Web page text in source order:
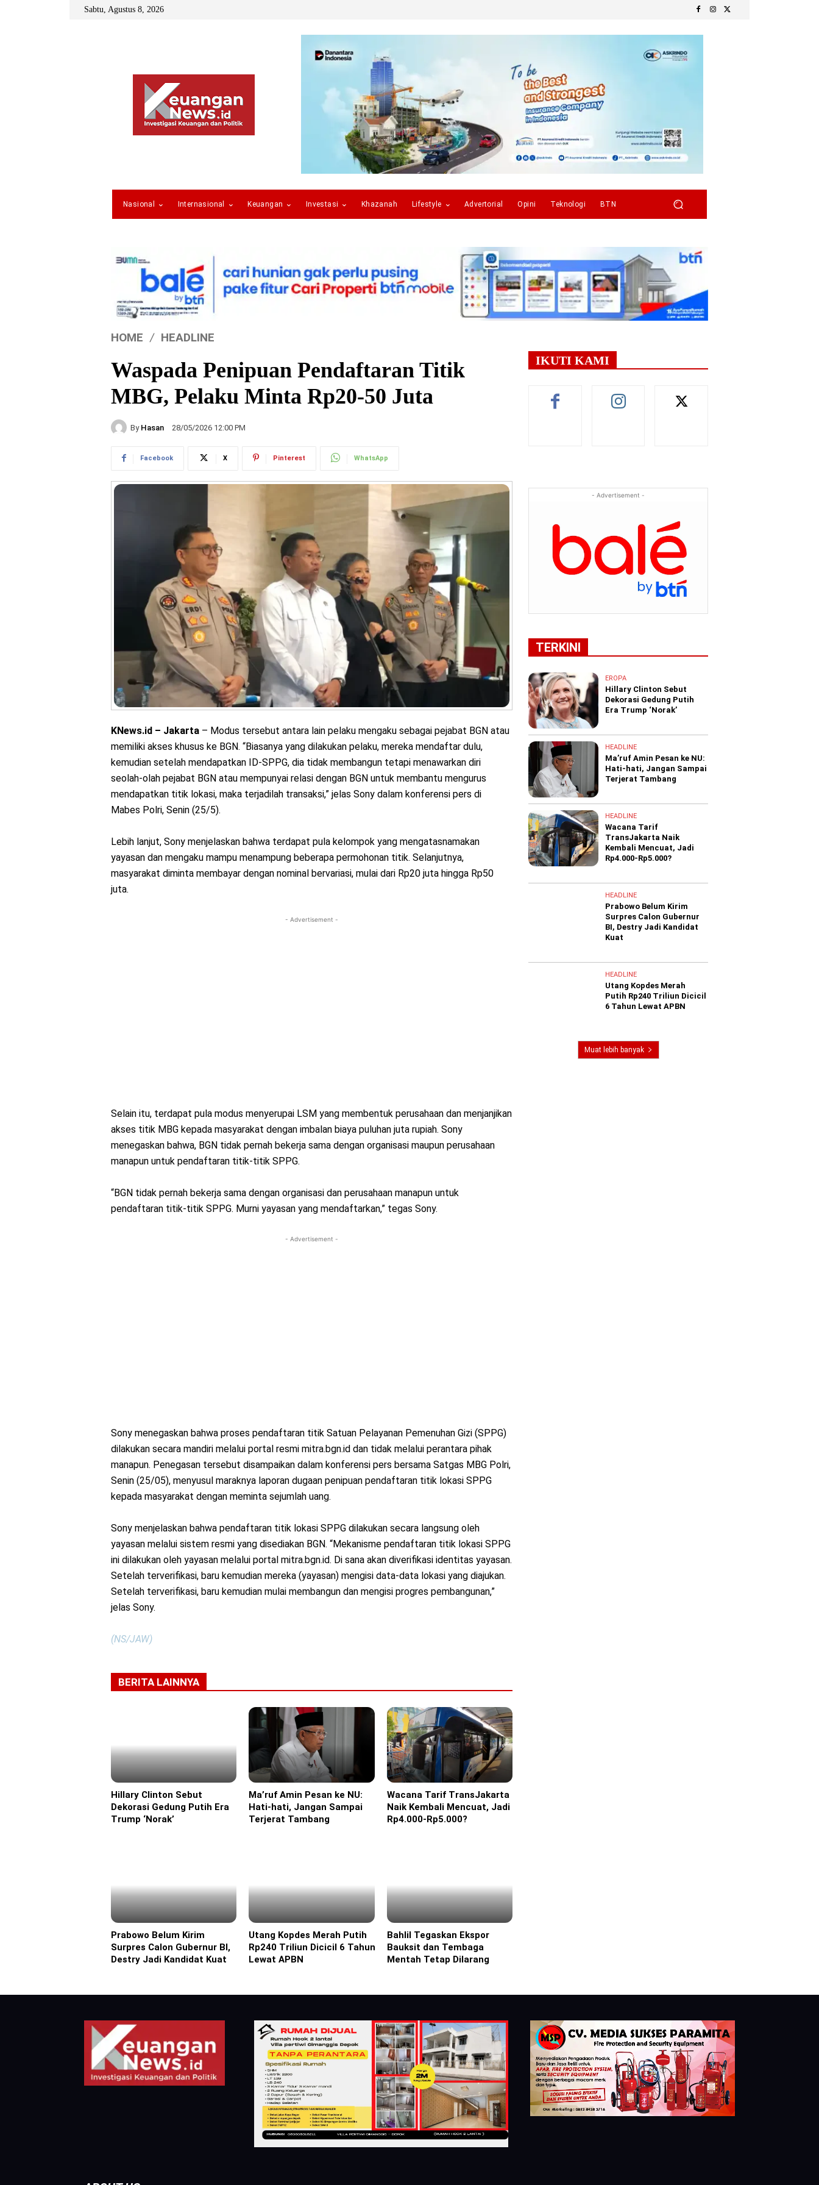
Sabtu, Agustus 8, 2026
Nasional Internasional Keuangan Investasi Khazanah Lifestyle Advertorial Opini Teknologi BTN
HOME HEADLINE
Waspada Penipuan Pendaftaran Titik
MBG, Pelaku Minta Rp20-50 Juta
By Hasan 28/05/2026 12:00 PM
Facebook X Pinterest WhatsApp
KNews.id – Jakarta – Modus tersebut antara lain pelaku mengaku sebagai pejabat BGN atau
memiliki akses khusus ke BGN. “Biasanya yang dilakukan pelaku, mereka mendaftar dulu,
kemudian setelah mendapatkan ID-SPPG, dia tidak membangun tetapi menawarkan diri
seolah-olah pejabat BGN atau mempunyai relasi dengan BGN untuk membantu mengurus
mendapatkan titik lokasi, maka terjadilah transaksi,” jelas Sony dalam konferensi pers di
Mabes Polri, Senin (25/5).
Lebih lanjut, Sony menjelaskan bahwa terdapat pula kelompok yang mengatasnamakan
yayasan dan mengaku mampu menampung beberapa permohonan titik. Selanjutnya,
masyarakat diminta membayar dengan nominal bervariasi, mulai dari Rp20 juta hingga Rp50
juta.
- Advertisement -
Selain itu, terdapat pula modus menyerupai LSM yang membentuk perusahaan dan menjanjikan
akses titik MBG kepada masyarakat dengan imbalan biaya puluhan juta rupiah. Sony
menegaskan bahwa, BGN tidak pernah bekerja sama dengan organisasi maupun perusahaan
manapun untuk pendaftaran titik-titik SPPG.
“BGN tidak pernah bekerja sama dengan organisasi dan perusahaan manapun untuk
pendaftaran titik-titik SPPG. Murni yayasan yang mendaftarkan,” tegas Sony.
- Advertisement -
Sony menegaskan bahwa proses pendaftaran titik Satuan Pelayanan Pemenuhan Gizi (SPPG)
dilakukan secara mandiri melalui portal resmi mitra.bgn.id dan tidak melalui perantara pihak
manapun. Penegasan tersebut disampaikan dalam konferensi pers bersama Satgas MBG Polri,
Senin (25/05), menyusul maraknya laporan dugaan penipuan pendaftaran titik lokasi SPPG
kepada masyarakat dengan meminta sejumlah uang.
Sony menjelaskan bahwa pendaftaran titik lokasi SPPG dilakukan secara langsung oleh
yayasan melalui sistem resmi yang disediakan BGN. “Mekanisme pendaftaran titik lokasi SPPG
ini dilakukan oleh yayasan melalui portal mitra.bgn.id. Di sana akan diverifikasi identitas yayasan.
Setelah terverifikasi, baru kemudian mereka (yayasan) mengisi data-data lokasi yang diajukan.
Setelah terverifikasi, baru kemudian mulai membangun dan mengisi progres pembangunan,”
jelas Sony.
(NS/JAW)
BERITA LAINNYA
Eropa
Hillary Clinton Sebut
Dekorasi Gedung Putih Era
Trump ‘Norak’
Headline
Ma’ruf Amin Pesan ke NU:
Hati-hati, Jangan Sampai
Terjerat Tambang
Headline
Wacana Tarif TransJakarta
Naik Kembali Mencuat, Jadi
Rp4.000-Rp5.000?
Headline
Prabowo Belum Kirim
Surpres Calon Gubernur BI,
Destry Jadi Kandidat Kuat
Headline
Utang Kopdes Merah Putih
Rp240 Triliun Dicicil 6 Tahun
Lewat APBN
Headline
Bahlil Tegaskan Ekspor
Bauksit dan Tembaga
Mentah Tetap Dilarang
IKUTI KAMI
- Advertisement -
TERKINI
EROPA
Hillary Clinton Sebut
Dekorasi Gedung Putih
Era Trump ‘Norak’
HEADLINE
Ma’ruf Amin Pesan ke NU:
Hati-hati, Jangan Sampai
Terjerat Tambang
HEADLINE
Wacana Tarif
TransJakarta Naik
Kembali Mencuat, Jadi
Rp4.000-Rp5.000?
HEADLINE
Prabowo Belum Kirim
Surpres Calon Gubernur
BI, Destry Jadi Kandidat
Kuat
HEADLINE
Utang Kopdes Merah
Putih Rp240 Triliun Dicicil
6 Tahun Lewat APBN
Muat lebih banyak